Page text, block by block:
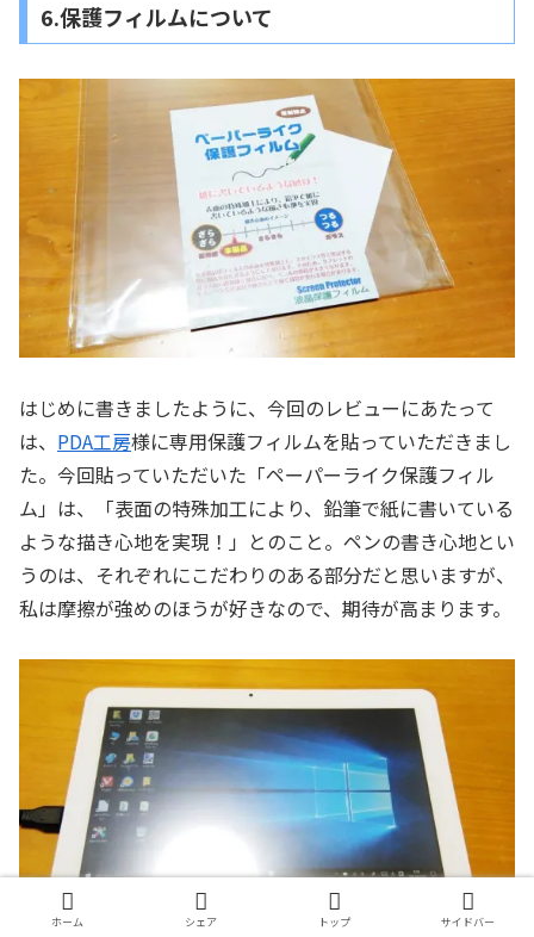
6.保護フィルムについて
はじめに書きましたように、今回のレビューにあたって
は、 PDA工房様に専用保護フィルムを貼っていただきまし
た。今回貼っていただいた「ペーパーライク保護フィル
ム」は、「表面の特殊加工により、鉛筆で紙に書いている
ような描き心地を実現！」とのこと。ペンの書き心地とい
うのは、それぞれにこだわりのある部分だと思いますが、
私は摩擦が強めのほうが好きなので、期待が高まります。
ホーム シェア トップ サイドバー